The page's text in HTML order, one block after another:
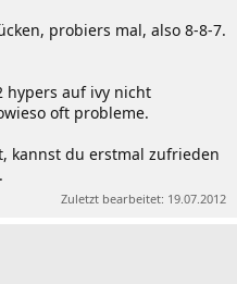
probiers mal, also 8-8-7.
hypers auf ivy nicht
oft probleme.
kannst du erstmal zufrieden
Zuletzt bearbeitet: 19.07.2012